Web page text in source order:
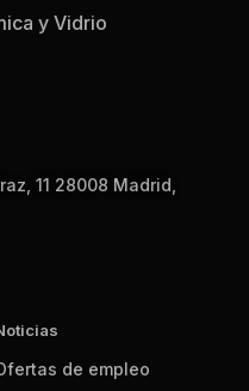
y Vidrio
11 28008 Madrid,
de empleo